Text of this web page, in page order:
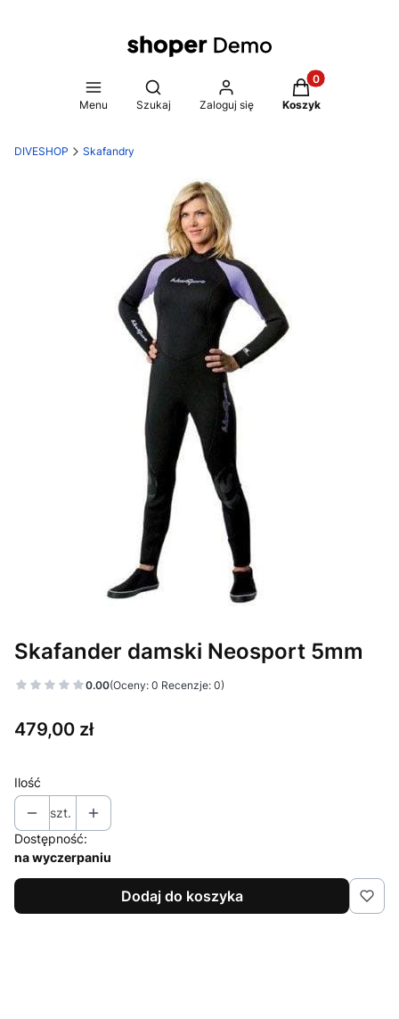
Menu
Otwórz wyszukiwarkę
Szukaj Zaloguj się
Produkty w
Koszyk
DIVESHOP Skafandry
Skafander damski Neosport 5mm
0.00(Oceny: 0 Recenzje: 0)
Cena
479,00 zł
Ilość
szt.
Dostępność:
na wyczerpaniu
Dodaj do koszyka